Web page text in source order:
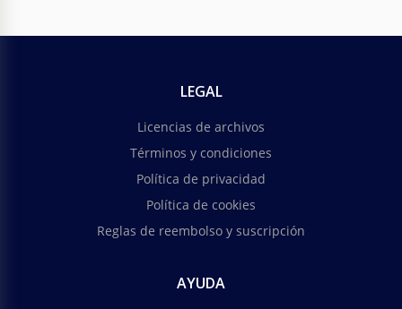
LEGAL
Licencias de archivos
Términos y condiciones
Política de privacidad
Política de cookies
Reglas de reembolso y suscripción
AYUDA